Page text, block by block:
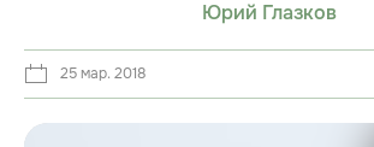
Юрий Глазков
25 мар. 2018